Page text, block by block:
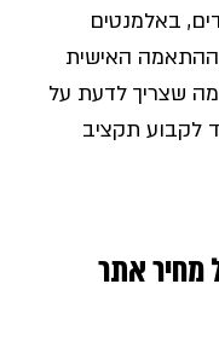
באלמנטים
ההתאמה האישית
שצריך לדעת על
לקבוע תקציב
מחיר אתר